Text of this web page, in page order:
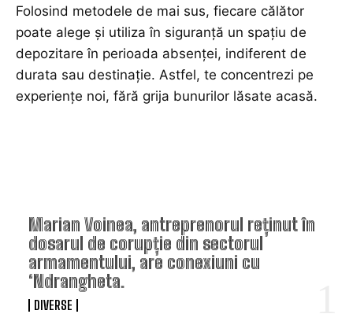
Marian Voinea, antreprenorul reținut în
dosarul de corupție din sectorul
armamentului, are conexiuni cu
‘Ndrangheta.
DIVERSE
Folosind metodele de mai sus, fiecare călător
poate alege și utiliza în siguranță un spațiu de
depozitare în perioada absenței, indiferent de
durata sau destinație. Astfel, te concentrezi pe
experiențe noi, fără grija bunurilor lăsate acasă.